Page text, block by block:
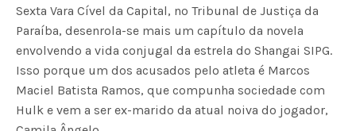
Sexta Vara Cível da Capital, no Tribunal de Justiça da
Paraíba, desenrola-se mais um capítulo da novela
envolvendo a vida conjugal da estrela do Shangai SIPG.
Isso porque um dos acusados pelo atleta é Marcos
Maciel Batista Ramos, que compunha sociedade com
Hulk e vem a ser ex-marido da atual noiva do jogador,